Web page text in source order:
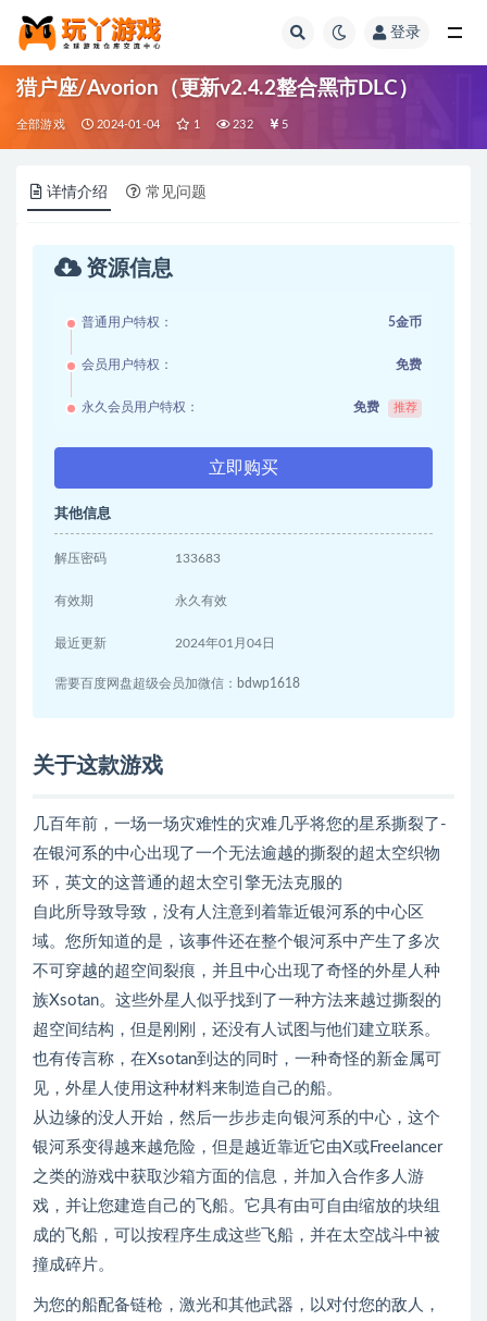
登录
猎户座/Avorion（更新v2.4.2整合黑市DLC）
全部游戏 2024-01-04 1 232 5
详情介绍 常见问题
资源信息
普通用户特权： 5金币
会员用户特权： 免费
永久会员用户特权： 免费 推荐
立即购买
其他信息
解压密码 133683
有效期 永久有效
最近更新 2024年01月04日
需要百度网盘超级会员加微信：bdwp1618
关于这款游戏
几百年前，一场一场灾难性的灾难几乎将您的星系撕裂了-
在银河系的中心出现了一个无法逾越的撕裂的超太空织物
环，英文的这普通的超太空引擎无法克服的
自此所导致导致，没有人注意到着靠近银河系的中心区
域。您所知道的是，该事件还在整个银河系中产生了多次
不可穿越的超空间裂痕，并且中心出现了奇怪的外星人种
族Xsotan。这些外星人似乎找到了一种方法来越过撕裂的
超空间结构，但是刚刚，还没有人试图与他们建立联系。
也有传言称，在Xsotan到达的同时，一种奇怪的新金属可
见，外星人使用这种材料来制造自己的船。
从边缘的没人开始，然后一步步走向银河系的中心，这个
银河系变得越来越危险，但是越近靠近它由X或Freelancer
之类的游戏中获取沙箱方面的信息，并加入合作多人游
戏，并让您建造自己的飞船。它具有由可自由缩放的块组
成的飞船，可以按程序生成这些飞船，并在太空战斗中被
撞成碎片。
为您的船配备链枪，激光和其他武器，以对付您的敌人，